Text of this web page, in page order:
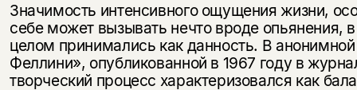
Значимость интенсивного ощущения жизни,
себе может вызывать нечто вроде опьянения,
целом принимались как данность. В
Феллини», опубликованной в 1967 году в
творческий процесс характеризовался как